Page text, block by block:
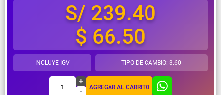
S/ 239.40
$ 66.50
INCLUYE IGV TIPO DE CAMBIO: 3.60
1
+
-
AGREGAR AL CARRITO